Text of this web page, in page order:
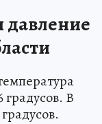
давление
градусов. В